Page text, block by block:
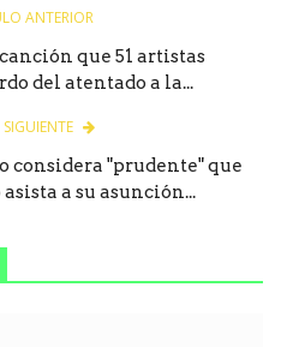
ANTERIOR
que 51 artistas
del atentado a la...
considera "prudente" que
a su asunción...